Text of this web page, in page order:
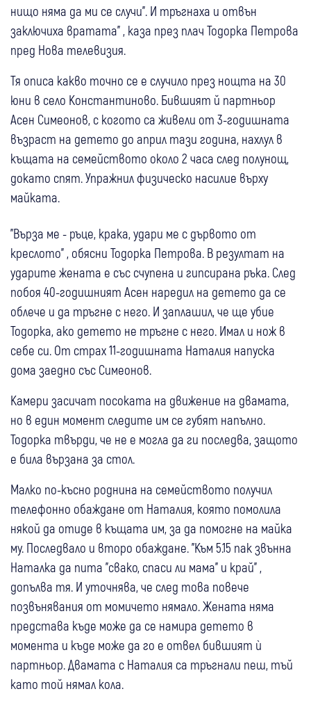
нищо няма да ми се случи". И тръгнаха и отвън
заключиха вратата" , каза през плач Тодорка Петрова
пред Нова телевизия.
Тя описа какво точно се е случило през нощта на 30
юни в село Константиново. Бившият й партньор
Асен Симеонов, с когото са живели от 3-годишната
възраст на детето до април тази година, нахлул в
къщата на семейството около 2 часа след полунощ,
докато спят. Упражнил физическо насилие върху
майката.
"Върза ме - ръце, крака, удари ме с дървото от
креслото" , обясни Тодорка Петрова. В резултат на
ударите жената е със счупена и гипсирана ръка. След
побоя 40-годишният Асен наредил на детето да се
облече и да тръгне с него. И заплашил, че ще убие
Тодорка, ако детето не тръгне с него. Имал и нож в
себе си. От страх 11-годишната Наталия напуска
дома заедно със Симеонов.
Камери засичат посоката на движение на двамата,
но в един момент следите им се губят напълно.
Тодорка твърди, че не е могла да ги последва, защото
е била вързана за стол.
Малко по-късно роднина на семейството получил
телефонно обаждане от Наталия, която помолила
някой да отиде в къщата им, за да помогне на майка
му. Последвало и второ обаждане. "Към 5.15 пак звънна
Наталка да пита "свако, спаси ли мама" и край" ,
допълва тя. И уточнява, че след това повече
позвънявания от момичето нямало. Жената няма
представа къде може да се намира детето в
момента и къде може да го е отвел бившият ѝ
партньор. Двамата с Наталия са тръгнали пеш, тъй
като той нямал кола.